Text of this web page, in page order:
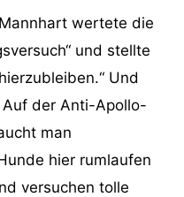
wertete die
und stellte
Und
Auf der Anti-Apollo-
man
hier rumlaufen
versuchen tolle